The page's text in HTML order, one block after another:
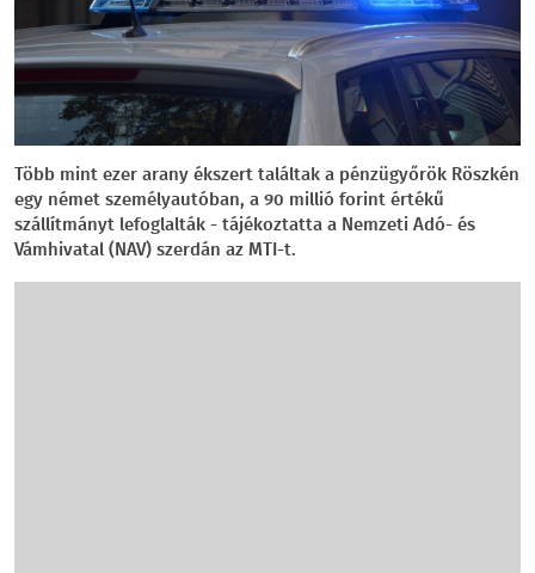
Több mint ezer arany ékszert találtak a pénzügyőrök Röszkén
egy német személyautóban, a 90 millió forint értékű
szállítmányt lefoglalták - tájékoztatta a Nemzeti Adó- és
Vámhivatal (NAV) szerdán az MTI-t.